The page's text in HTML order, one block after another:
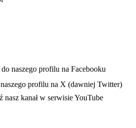
się w nowej karcie
naszego profilu na Facebooku
karcie profilu na X (dawniej Twitter)
się w nowej karcie
nasz kanał w serwisie YouTube